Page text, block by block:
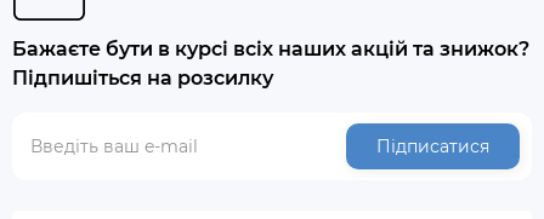
Бажаєте бути в курсі всіх наших акцій та знижок?
Підпишіться на розсилку
Підписатися